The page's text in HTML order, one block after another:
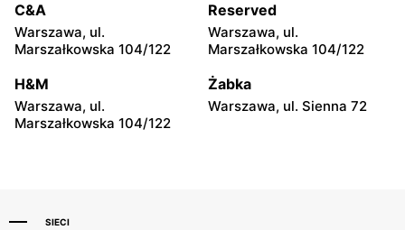
Hyżne, ul. Hyżne 100 Jarosław, ul. Pełkińska 147
moje sklepy moje sklepy
C&A
Warszawa, ul.
Marszałkowska 104/122
Reserved
Warszawa, ul.
Marszałkowska 104/122
H&M
Warszawa, ul.
Marszałkowska 104/122
Żabka
Warszawa, ul. Sienna 72
SIECI